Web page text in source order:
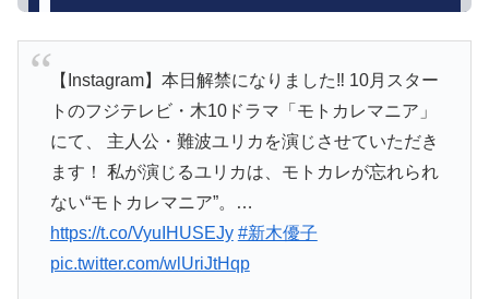
【Instagram】本日解禁になりました‼︎ 10月スター
トのフジテレビ・木10ドラマ「モトカレマニア」
にて、 主人公・難波ユリカを演じさせていただき
ます！ 私が演じるユリカは、モトカレが忘れられ
ない“モトカレマニア”。…
https://t.co/VyuIHUSEJy #新木優子
pic.twitter.com/wlUriJtHqp